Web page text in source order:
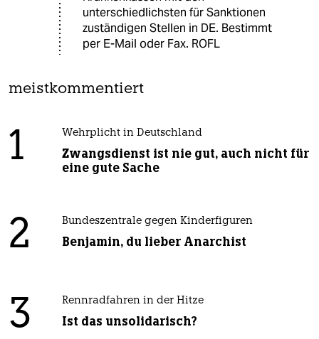
unterschiedlichsten für Sanktionen
zuständigen Stellen in DE. Bestimmt
per E-Mail oder Fax. ROFL
meistkommentiert
1 Wehrplicht in Deutschland
Zwangsdienst ist nie gut, auch nicht für
eine gute Sache
2 Bundeszentrale gegen Kinderfiguren
Benjamin, du lieber Anarchist
3 Rennradfahren in der Hitze
Ist das unsolidarisch?